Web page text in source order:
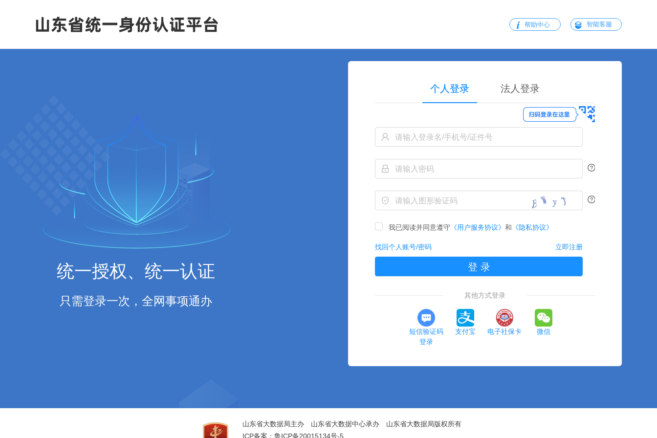
帮助中心 智能客服
统一授权、统一认证
只需登录一次，全网事项通办
个人登录 法人登录
我已阅读并同意遵守 《用户服务协议》 和 《隐私协议》
找回个人账号/密码 立即注册
登 录
其他方式登录
短信验证码
登录
支付宝 电子社保卡 微信
山东省大数据局主办 山东省大数据中心承办 山东省大数据局版权所有
ICP备案：鲁ICP备20015134号-5